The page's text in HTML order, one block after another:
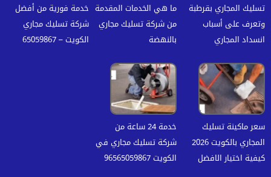
تسليك المجاري بقرطبة
وتعرف على أسباب
انسداد المجاري
ما هي الخدمات المقدمة
من شركة تسليك مجاري
بالنهضة
خدمة فورية من أفضل
شركة تسليك مجاري
الكويت – 65059867
سعر ماكينة تسليك
المجاري بالكويت 2026
كيفية اختيار الافضل
خدمة 24 ساعة من
شركة تسليك مجاري في
الكويت 96565059867